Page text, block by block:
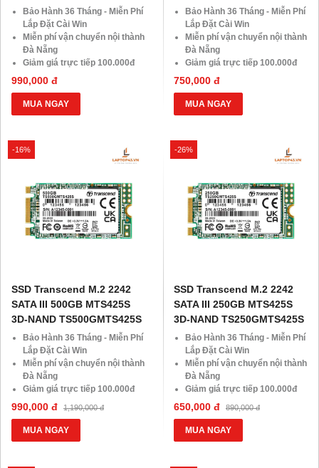
Bảo Hành 36 Tháng - Miễn Phí
Lắp Đặt Cài Win
Miễn phí vận chuyển nội thành
Đà Nẵng
Giảm giá trực tiếp 100.000đ
đối với khách hàng Áp Dụng
VOCHER Trị Giá 850.000đ
990,000 đ
MUA NGAY
Bảo Hành 36 Tháng - Miễn Phí
Lắp Đặt Cài Win
Miễn phí vận chuyển nội thành
Đà Nẵng
Giảm giá trực tiếp 100.000đ
đối với khách hàng Áp Dụng
VOCHER Trị Giá 850.000đ
750,000 đ
MUA NGAY
-16%
SSD Transcend M.2 2242
SATA III 500GB MTS425S
3D-NAND TS500GMTS425S
Bảo Hành 36 Tháng - Miễn Phí
Lắp Đặt Cài Win
Miễn phí vận chuyển nội thành
Đà Nẵng
Giảm giá trực tiếp 100.000đ
đối với khách hàng Áp Dụng
VOCHER Trị Giá 850.000đ
990,000 đ 1,190,000 đ
MUA NGAY
-26%
SSD Transcend M.2 2242
SATA III 250GB MTS425S
3D-NAND TS250GMTS425S
Bảo Hành 36 Tháng - Miễn Phí
Lắp Đặt Cài Win
Miễn phí vận chuyển nội thành
Đà Nẵng
Giảm giá trực tiếp 100.000đ
đối với khách hàng Áp Dụng
VOCHER Trị Giá 850.000đ
650,000 đ 890,000 đ
MUA NGAY